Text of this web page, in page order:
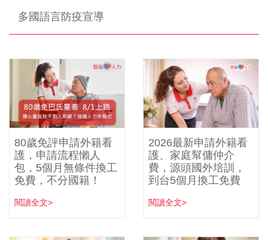
多國語言防疫宣導
80歲免評申請外籍看
護，申請流程懶人
包，5個月無條件換工
免費，不分國籍！
閱讀全文>
2026最新申請外籍看
護、家庭幫傭仲介
費，源頭國外培訓，
到台5個月換工免費
閱讀全文>